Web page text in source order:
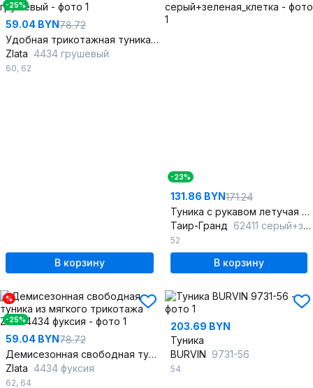
-25%
59.04 BYN78.72
Удобная трикотажная туника большого размера для повседневной носки
Zlata 4434 грушевый
60, 62
В корзину
-23%
131.86 BYN171.24
Туника с рукавом летучая мышь и вставками из ткани
Таир-Гранд 62411 серый+зеленая_клетка
52
В корзину
%
-25%
59.04 BYN78.72
Демисезонная свободная туника из мягкого трикотажа
Zlata 4434 фуксия
62, 64
203.69 BYN
Туника
BURVIN 9731-56
54